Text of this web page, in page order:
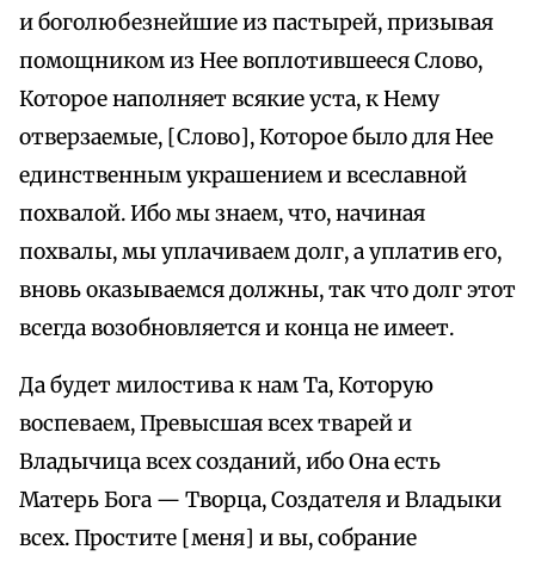
и боголюбезнейшие из пастырей, призывая
помощником из Нее воплотившееся Слово,
Которое наполняет всякие уста, к Нему
отверзаемые, [Слово], Которое было для Нее
единственным украшением и всеславной
похвалой. Ибо мы знаем, что, начиная
похвалы, мы уплачиваем долг, а уплатив его,
вновь оказываемся должны, так что долг этот
всегда возобновляется и конца не имеет.
Да будет милостива к нам Та, Которую
воспеваем, Превысшая всех тварей и
Владычица всех созданий, ибо Она есть
Матерь Бога — Творца, Создателя и Владыки
всех. Простите [меня] и вы, собрание